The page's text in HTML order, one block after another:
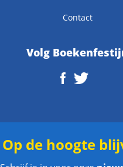
Contact
Volg
Op de hoogte